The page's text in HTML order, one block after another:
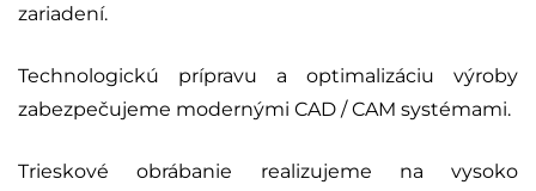
zariadení.
Technologickú prípravu a optimalizáciu výroby
zabezpečujeme modernými CAD / CAM systémami.
Trieskové obrábanie realizujeme na vysoko